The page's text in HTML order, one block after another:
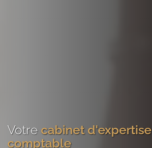
Votre cabinet d'expertise
comptable